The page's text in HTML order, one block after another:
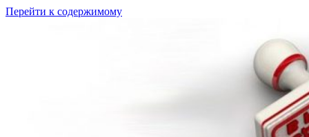
Перейти к содержимому